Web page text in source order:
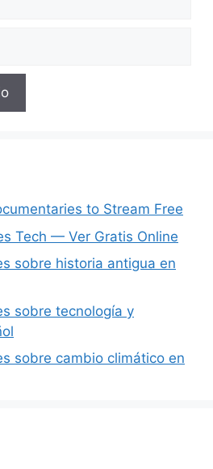
to Stream Free
Tech — Ver Gratis Online
sobre historia antigua en
sobre tecnología y
sobre cambio climático en